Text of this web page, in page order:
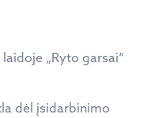
„Ryto garsai“
dėl įsidarbinimo